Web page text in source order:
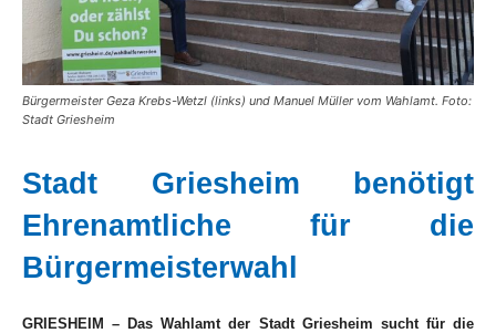
Bürgermeister Geza Krebs-Wetzl (links) und Manuel Müller vom Wahlamt. Foto:
Stadt Griesheim
Stadt Griesheim benötigt
Ehrenamtliche für die
Bürgermeisterwahl
GRIESHEIM – Das Wahlamt der Stadt Griesheim sucht für die